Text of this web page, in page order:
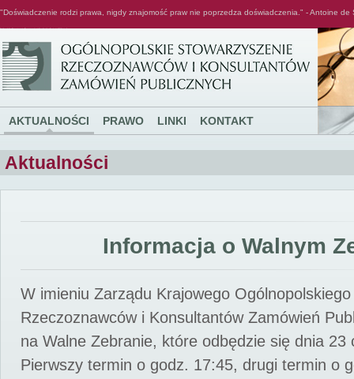
"Doświadczenie rodzi prawa, nigdy znajomość praw nie poprzedza doświadczenia." - Antoine de
AKTUALNOŚCI PRAWO LINKI KONTAKT
Aktualności
Informacja o Walnym
W imieniu Zarządu Krajowego
Rzeczoznawców i Konsultantów Zamówień
na Walne Zebranie, które odbędzie się dnia 23
Pierwszy termin o godz. 17:45, drugi termin o